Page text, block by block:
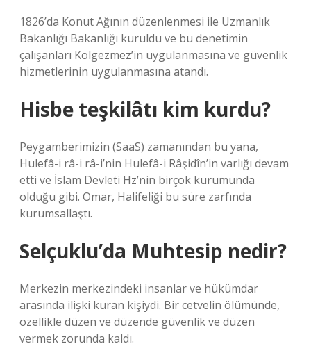
1826’da Konut Ağının düzenlenmesi ile Uzmanlık
Bakanlığı Bakanlığı kuruldu ve bu denetimin
çalışanları Kolgezmez’in uygulanmasına ve güvenlik
hizmetlerinin uygulanmasına atandı.
Hisbe teşkilâtı kim kurdu?
Peygamberimizin (SaaS) zamanından bu yana,
Hulefâ-i râ-i râ-i’nin Hulefâ-i Râşidîn’in varlığı devam
etti ve İslam Devleti Hz’nin birçok kurumunda
olduğu gibi. Omar, Halifeliği bu süre zarfında
kurumsallaştı.
Selçuklu’da Muhtesip nedir?
Merkezin merkezindeki insanlar ve hükümdar
arasında ilişki kuran kişiydi. Bir cetvelin ölümünde,
özellikle düzen ve düzende güvenlik ve düzen
vermek zorunda kaldı.